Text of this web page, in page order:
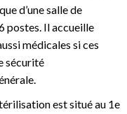
d’une salle de
postes. Il accueille
médicales si ces
sécurité
est situé au 1e